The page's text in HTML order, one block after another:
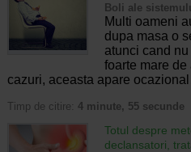
Boli ale
Multi oameni
dupa masa o
atunci cand
foarte mare
cazuri, aceasta apare
Timp de citire: 4 minute, 55 secunde
Totul despre
declansatori,